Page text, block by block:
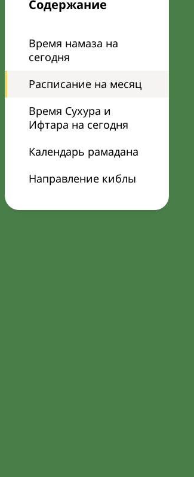
Содержание
Время намаза на
сегодня
Расписание на месяц
Время Сухура и
Ифтара на сегодня
Календарь рамадана
Направление киблы